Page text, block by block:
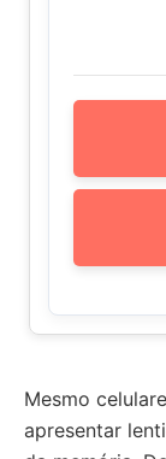
Mesmo
apresentar